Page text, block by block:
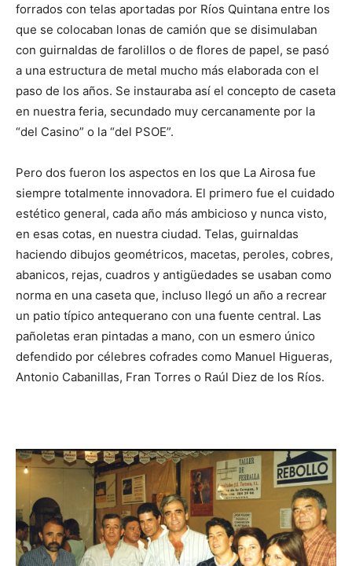
forrados con telas aportadas por Ríos Quintana entre los
que se colocaban lonas de camión que se disimulaban
con guirnaldas de farolillos o de flores de papel, se pasó
a una estructura de metal mucho más elaborada con el
paso de los años. Se instauraba así el concepto de caseta
en nuestra feria, secundado muy cercanamente por la
“del Casino” o la “del PSOE”.
Pero dos fueron los aspectos en los que La Airosa fue
siempre totalmente innovadora. El primero fue el cuidado
estético general, cada año más ambicioso y nunca visto,
en esas cotas, en nuestra ciudad. Telas, guirnaldas
haciendo dibujos geométricos, macetas, peroles, cobres,
abanicos, rejas, cuadros y antigüedades se usaban como
norma en una caseta que, incluso llegó un año a recrear
un patio típico antequerano con una fuente central. Las
pañoletas eran pintadas a mano, con un esmero único
defendido por célebres cofrades como Manuel Higueras,
Antonio Cabanillas, Fran Torres o Raúl Diez de los Ríos.